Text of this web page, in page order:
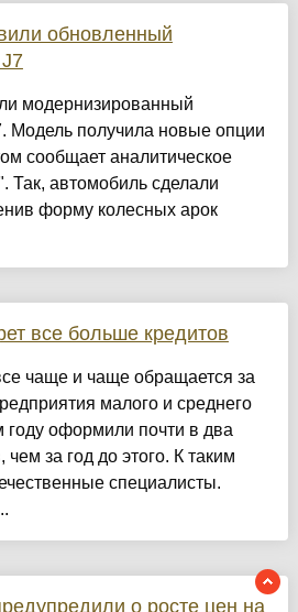
обновленный
модернизированный
Модель получила новые опции
сообщает аналитическое
Так, автомобиль сделали
форму колесных арок
все больше кредитов
чаще и чаще обращается за
малого и среднего
оформили почти в два
за год до этого. К таким
специалисты.
о росте цен на